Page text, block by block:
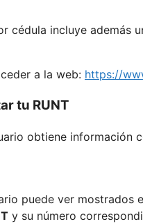
cédula incluye además
a la web: https://
tu RUNT
obtiene
puede ver
y su número